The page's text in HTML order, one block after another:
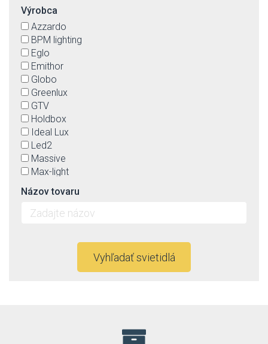
Výrobca
Azzardo
BPM lighting
Eglo
Emithor
Globo
Greenlux
GTV
Holdbox
Ideal Lux
Led2
Massive
Max-light
Nowodvorski
Orion
Orno
Názov tovaru
Vyhľadať svietidlá